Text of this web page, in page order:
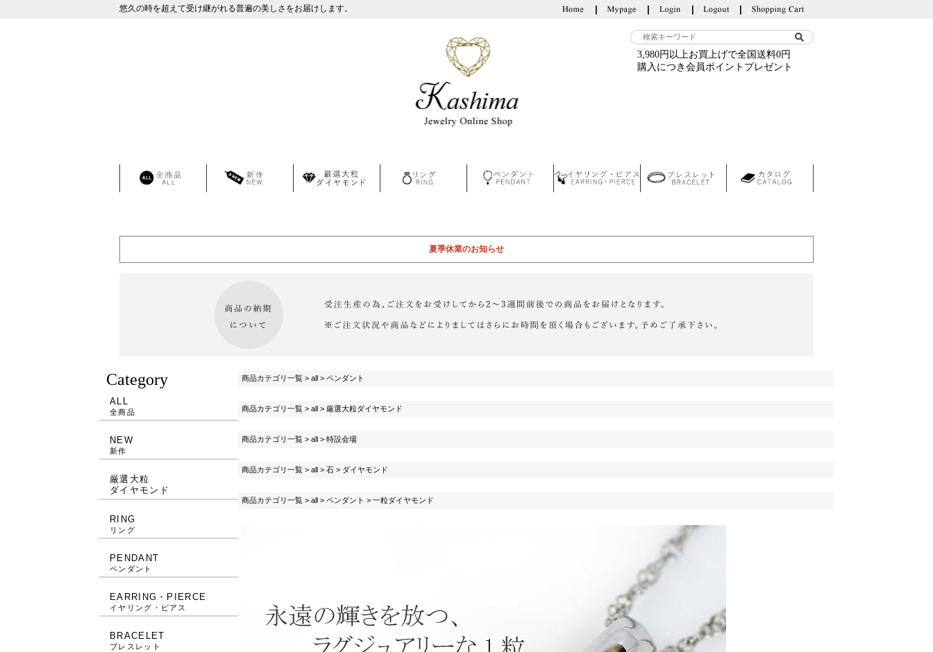
悠久の時を超えて受け継がれる普遍の美しさをお届けします。
3,980円以上お買上げで全国送料0円
購入につき会員ポイントプレゼント
夏季休業のお知らせ
Category
ALL
全商品
NEW
新作
厳選大粒
ダイヤモンド
RING
リング
PENDANT
ペンダント
EARRING・PIERCE
イヤリング・ピアス
BRACELET
ブレスレット
商品カテゴリ一覧 > all > ペンダント
商品カテゴリ一覧 > all > 厳選大粒ダイヤモンド
商品カテゴリ一覧 > all > 特設会場
商品カテゴリ一覧 > all > 石 > ダイヤモンド
商品カテゴリ一覧 > all > ペンダント > 一粒ダイヤモンド